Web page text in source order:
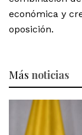
económica y
oposición.
Más noticias